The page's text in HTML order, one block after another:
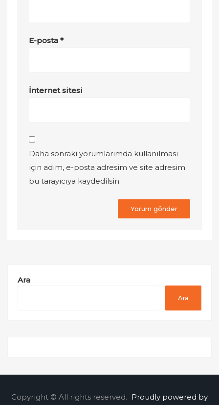
E-posta*
İnternet sitesi
Daha sonraki yorumlarımda kullanılması
için adım, e-posta adresim ve site adresim
bu tarayıcıya kaydedilsin.
Ara
Ara
Copyright © All rights reserved. Proudly powered by